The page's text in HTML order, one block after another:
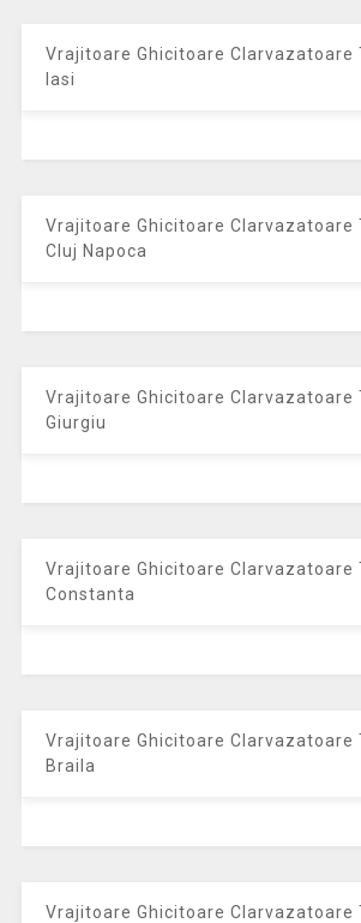
Vrajitoare Ghicitoare Clarvazatoare
Iasi
Vrajitoare Ghicitoare Clarvazatoare
Cluj Napoca
Vrajitoare Ghicitoare Clarvazatoare
Giurgiu
Vrajitoare Ghicitoare Clarvazatoare
Constanta
Vrajitoare Ghicitoare Clarvazatoare
Braila
Vrajitoare Ghicitoare Clarvazatoare